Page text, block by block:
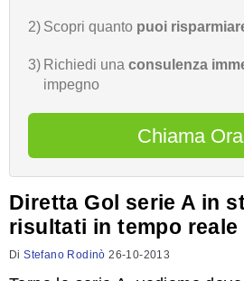
2) Scopri quanto puoi
3) Richiedi una consulenza
impegno
Chiama Ora
Diretta Gol serie A in
risultati in tempo
DiStefano Rodinò 26-10-2013